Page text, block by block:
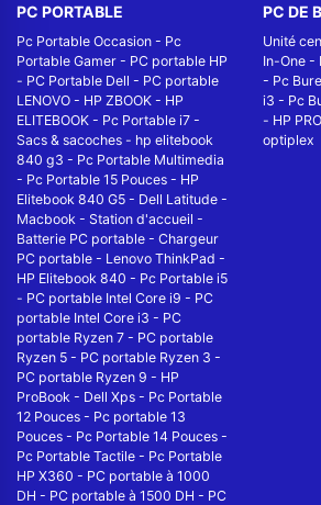
PC PORTABLE
Pc Portable Occasion - Pc
Portable Gamer - PC portable HP
- PC Portable Dell - PC portable
LENOVO - HP ZBOOK - HP
ELITEBOOK - Pc Portable i7 -
Sacs & sacoches - hp elitebook
840 g3 - Pc Portable Multimedia
- Pc Portable 15 Pouces - HP
Elitebook 840 G5 - Dell Latitude -
Macbook - Station d'accueil -
Batterie PC portable - Chargeur
PC portable - Lenovo ThinkPad -
HP Elitebook 840 - Pc Portable i5
- PC portable Intel Core i9 - PC
portable Intel Core i3 - PC
portable Ryzen 7 - PC portable
Ryzen 5 - PC portable Ryzen 3 -
PC portable Ryzen 9 - HP
ProBook - Dell Xps - Pc Portable
12 Pouces - Pc portable 13
Pouces - Pc Portable 14 Pouces -
Pc Portable Tactile - Pc Portable
HP X360 - PC portable à 1000
DH - PC portable à 1500 DH - PC
PC DE
Unité
In-One -
- Pc
i3 - Pc
- HP
optiplex